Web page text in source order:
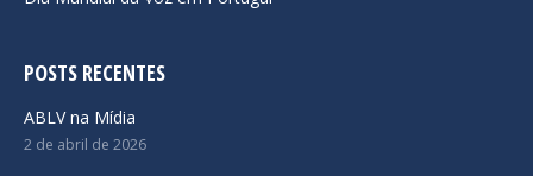
POSTS RECENTES
ABLV na Mídia
2 de abril de 2026